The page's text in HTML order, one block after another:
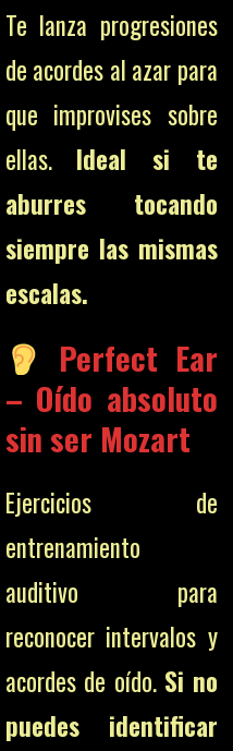
Te lanza progresiones
de acordes al azar para
que improvises sobre
ellas. Ideal si te
aburres tocando
siempre las mismas
escalas.
Perfect Ear
– Oído absoluto
sin ser Mozart
Ejercicios de
entrenamiento
auditivo para
reconocer intervalos y
acordes de oído. Si no
puedes identificar